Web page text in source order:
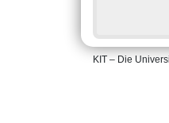
KIT – Die